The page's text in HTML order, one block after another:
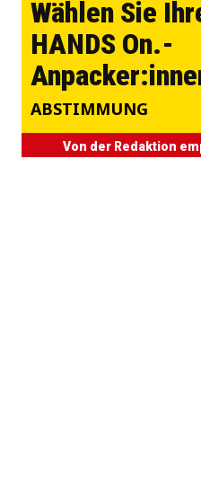
Wählen Sie
HANDS On.-
ABSTIMMUNG
Von der Redaktion